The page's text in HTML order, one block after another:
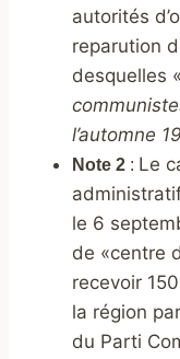
autorités
reparution
desquelles «
l’automne
Note 2 : Le
le 6
de «centre
recevoir
la région
du Parti